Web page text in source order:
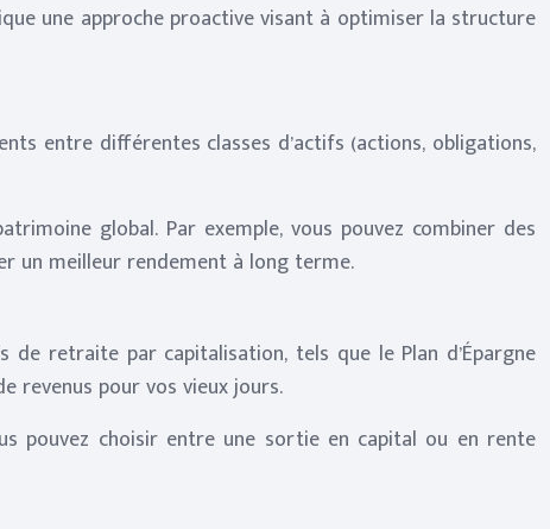
une approche proactive visant à optimiser la structure
entre différentes classes d’actifs (actions, obligations,
global. Par exemple, vous pouvez combiner des
un meilleur rendement à long terme.
retraite par capitalisation, tels que le Plan d’Épargne
revenus pour vos vieux jours.
pouvez choisir entre une sortie en capital ou en rente